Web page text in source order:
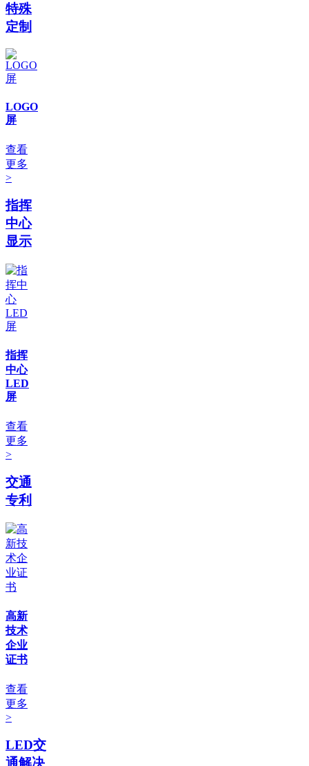
特殊
定制
LOGO
屏
查看
更多
>
指挥
中心
显示
指挥
中心
LED
屏
查看
更多
>
交通
专利
高新
技术
企业
证书
查看
更多
>
LED交